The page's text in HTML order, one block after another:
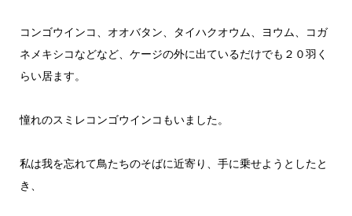
コンゴウインコ、オオバタン、タイハクオウム、ヨウム、コガ
ネメキシコなどなど、ケージの外に出ているだけでも２０羽く
らい居ます。
憧れのスミレコンゴウインコもいました。
私は我を忘れて鳥たちのそばに近寄り、手に乗せようとしたと
き、